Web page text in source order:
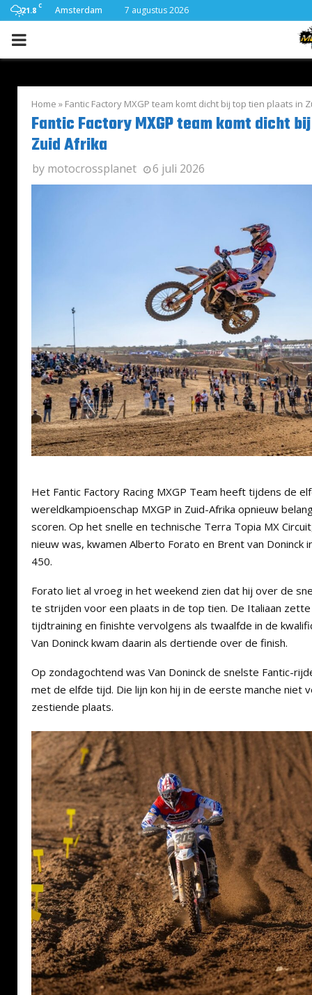
21.8 C Amsterdam 7 augustus 2026
PRIMARY
Home » Fantic Factory MXGP team komt dicht bij top tien plaats in
Fantic Factory MXGP team komt dicht
Zuid Afrika
by motocrossplanet 6 juli 2026
Het Fantic Factory Racing MXGP Team heeft tijdens de
wereldkampioenschap MXGP in Zuid-Afrika opnieuw
scoren. Op het snelle en technische Terra Topia MX
nieuw was, kwamen Alberto Forato en Brent van Doninck
450.
Forato liet al vroeg in het weekend zien dat hij over de
te strijden voor een plaats in de top tien. De Italiaan
tijdtraining en finishte vervolgens als twaalfde in de
Van Doninck kwam daarin als dertiende over de finish.
Op zondagochtend was Van Doninck de snelste Fantic-
met de elfde tijd. Die lijn kon hij in de eerste manche niet
zestiende plaats.